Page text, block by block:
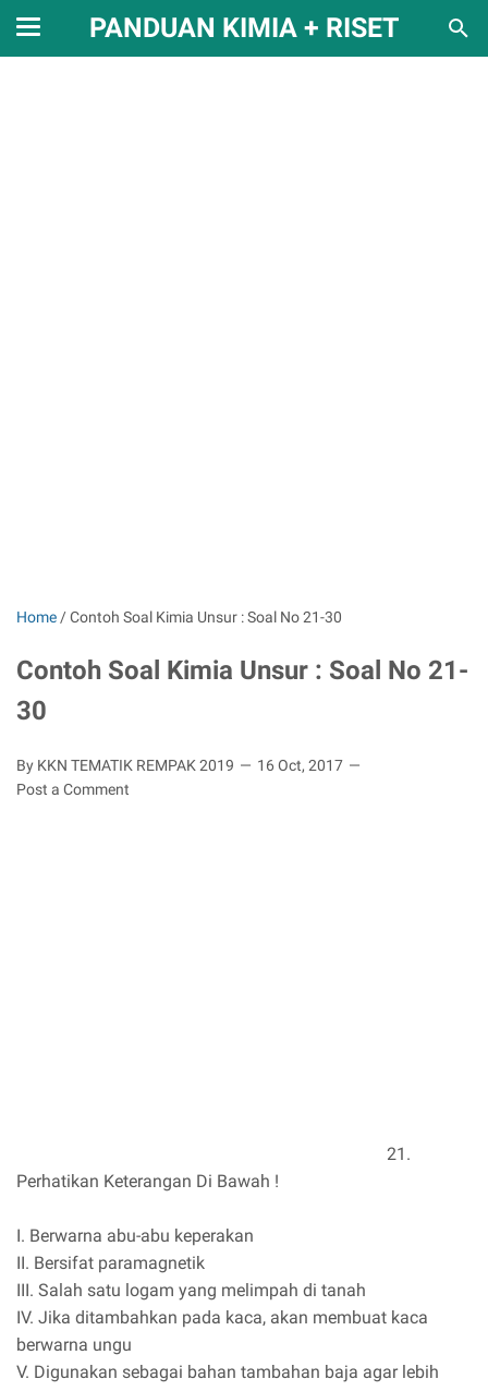
PANDUAN KIMIA + RISET
Home /Contoh Soal Kimia Unsur : Soal No 21-30
Contoh Soal Kimia Unsur : Soal No 21-
30
By KKN TEMATIK REMPAK 2019
16 Oct, 2017
Post a Comment
21.
Perhatikan Keterangan Di Bawah !
I. Berwarna abu-abu keperakan
II. Bersifat paramagnetik
III. Salah satu logam yang melimpah di tanah
IV. Jika ditambahkan pada kaca, akan membuat kaca
berwarna ungu
V. Digunakan sebagai bahan tambahan baja agar lebih